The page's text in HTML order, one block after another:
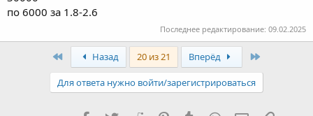
по 6000 за 1.8-2.6
Последнее редактирование: 09.02.2025
ПервыйНазад 20 из 21 Вперёд
Для ответа нужно войти/зарегистрироваться